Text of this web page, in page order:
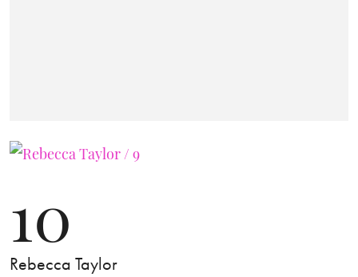
10
Rebecca Taylor